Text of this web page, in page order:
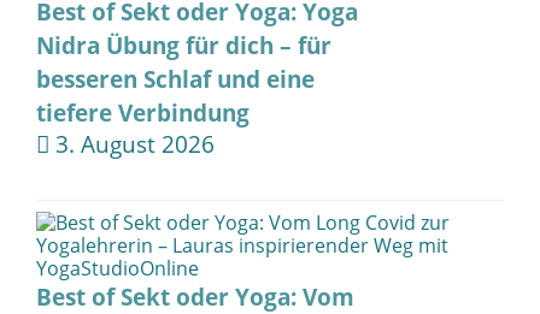
Best of Sekt oder Yoga: Yoga
Nidra Übung für dich – für
besseren Schlaf und eine
tiefere Verbindung
3. August 2026
Best of Sekt oder Yoga: Vom